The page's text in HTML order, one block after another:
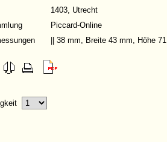
1403, Utrecht
Piccard-Online
|| 38 mm, Breite 43 mm, Höhe